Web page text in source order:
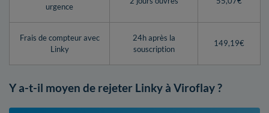
urgence
Frais de compteur avec
Linky
24h après la
souscription
149,19€
Y a-t-il moyen de rejeter Linky à Viroflay ?